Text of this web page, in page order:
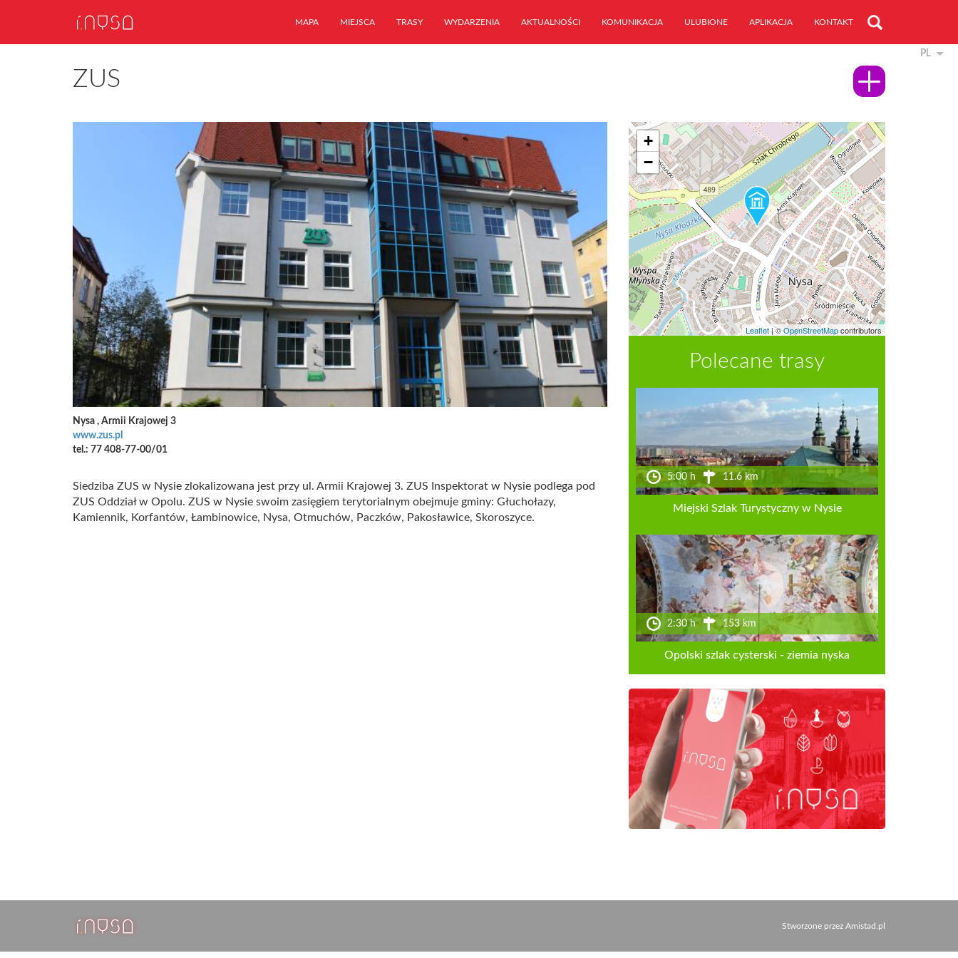
MAPA MIEJSCA TRASY WYDARZENIA AKTUALNOŚCI KOMUNIKACJA ULUBIONE APLIKACJA KONTAKT
PL
ZUS
Nysa , Armii Krajowej 3
www.zus.pl
tel.: 77 408-77-00/01
Siedziba ZUS w Nysie zlokalizowana jest przy ul. Armii Krajowej 3. ZUS Inspektorat w Nysie podlega pod
ZUS Oddział w Opolu. ZUS w Nysie swoim zasięgiem terytorialnym obejmuje gminy: Głuchołazy,
Kamiennik, Korfantów, Łambinowice, Nysa, Otmuchów, Paczków, Pakosławice, Skoroszyce.
+
−
Leaflet|©OpenStreetMapcontributors
Polecane trasy
5:00 h 11.6 km
Miejski Szlak Turystyczny w Nysie
2:30 h 153 km
Opolski szlak cysterski - ziemia nyska
Stworzone przez Amistad.pl